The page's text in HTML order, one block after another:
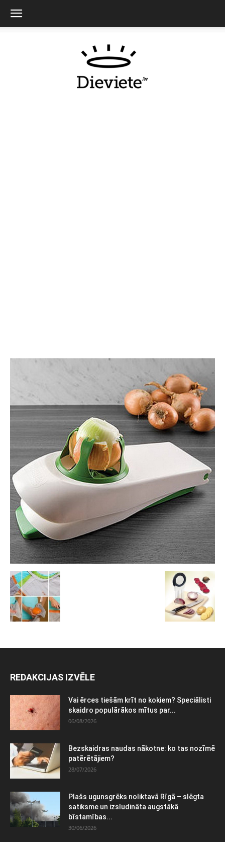
REDAKCIJAS IZVĒLE
Vai ērces tiešām krīt no kokiem? Speciālisti
skaidro populārākos mītus par...
06/08/2026
Bezskaidras naudas nākotne: ko tas nozīmē
patērētājiem?
28/07/2026
Plašs ugunsgrēks noliktavā Rīgā – slēgta
satiksme un izsludināta augstākā
bīstamības...
30/06/2026